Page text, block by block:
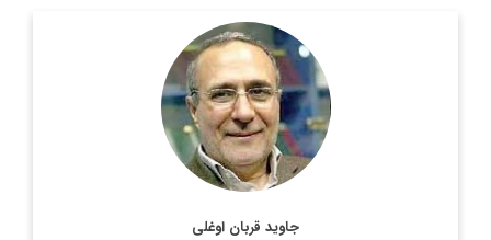
جاوید قربان اوغلى‌
جاوید قربان اوغلی متولد سال 1333، از کارشناسان با سابقه وزارت
امورخارجه ایران است که در کارنامه خود مدیرکلی آفریقای وزارت
خارجه و سفیر ایران در آفریقای جنوبی را نیز ...
اطلاعات بیشتر